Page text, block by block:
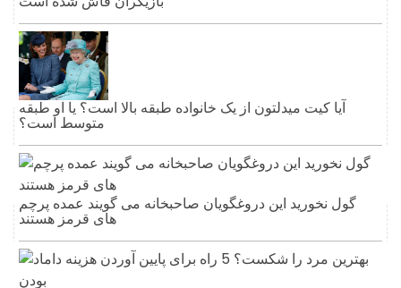
آیا کیت میدلتون از یک خانواده طبقه بالا است؟ یا او طبقه
متوسط ​​است؟
گول نخورید این دروغگویان صاحبخانه می گویند عمده پرچم
های قرمز هستند